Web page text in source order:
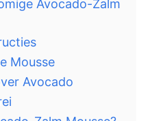
Avocado-Zalm
Mousse
Avocado